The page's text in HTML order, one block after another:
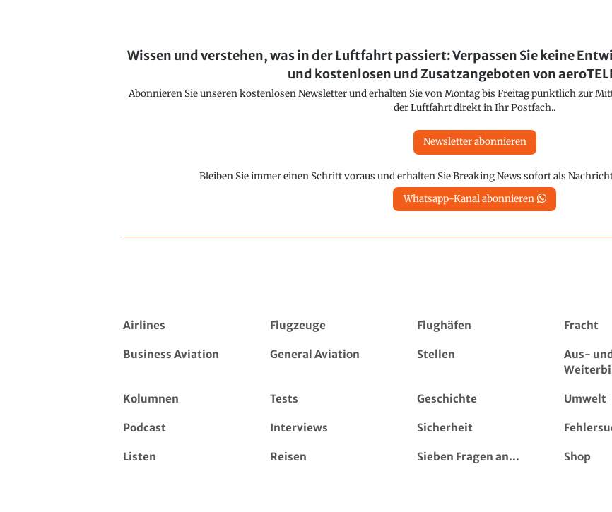
Wissen und verstehen, was in der Luftfahrt passiert: Verpassen Sie keine
und kostenlosen und Zusatzangeboten von
Abonnieren Sie unseren kostenlosen Newsletter und erhalten Sie von Montag bis Freitag pünktlich zur
der Luftfahrt direkt in Ihr Postfach..
Newsletter abonnieren
Bleiben Sie immer einen Schritt voraus und erhalten Sie Breaking News sofort als
Whatsapp-Kanal abonnieren
Airlines Flugzeuge Flughäfen Fracht
Business Aviation General Aviation Stellen
Aus- und
Kolumnen Tests Geschichte Umwelt
Podcast Interviews Sicherheit
Listen Reisen Sieben Fragen an... Shop